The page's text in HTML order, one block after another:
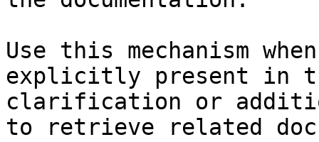
Use this mechanism
explicitly present in
clarification or